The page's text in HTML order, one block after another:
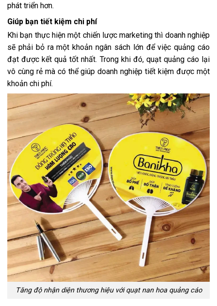
phát triển hơn.
Giúp bạn tiết kiệm chi phí
Khi bạn thực hiện một chiến lược marketing thì doanh nghiệp
sẽ phải bỏ ra một khoản ngân sách lớn để việc quảng cáo
đạt được kết quả tốt nhất. Trong khi đó, quạt quảng cáo lại
vô cùng rẻ mà có thể giúp doanh nghiệp tiết kiệm được một
khoản chi phí.
Tăng độ nhận diện thương hiệu với quạt nan hoa quảng cáo